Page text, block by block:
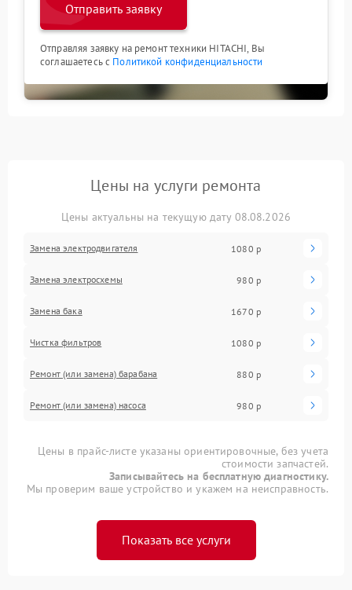
Отправить заявку
Отправляя заявку на ремонт техники HITACHI, Вы
соглашаетесь с Политикой конфиденциальности
Цены на услуги ремонта
Цены актуальны на текущую дату 08.08.2026
Замена электродвигателя 1080 р
Замена электросхемы 980 р
Замена бака 1670 р
Чистка фильтров 1080 р
Ремонт (или замена) барабана 880 р
Ремонт (или замена) насоса 980 р
Цены в прайс-листе указаны ориентировочные, без учета
стоимости запчастей.
Записывайтесь на бесплатную диагностику.
Мы проверим ваше устройство и укажем на неисправность.
Показать все услуги